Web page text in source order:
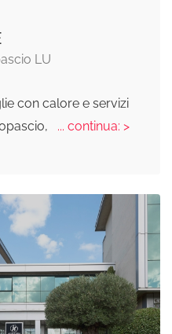
LU
con calore e servizi
... continua: >